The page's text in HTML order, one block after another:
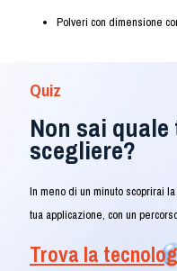
Polveri con dimensione
Quiz
Non sai
scegliere?
In meno di un minuto scoprirai
tua applicazione, con un
Trova la